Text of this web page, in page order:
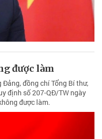
được làm
đồng chí Tổng Bí thư,
định số 207-QĐ/TW ngày
được làm.